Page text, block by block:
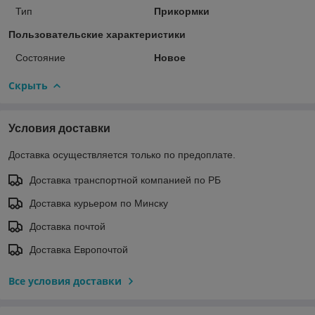
Тип Прикормки
Пользовательские характеристики
Состояние Новое
Скрыть
Условия доставки
Доставка осуществляется только по предоплате.
Доставка транспортной компанией по РБ
Доставка курьером по Минску
Доставка почтой
Доставка Европочтой
Все условия доставки